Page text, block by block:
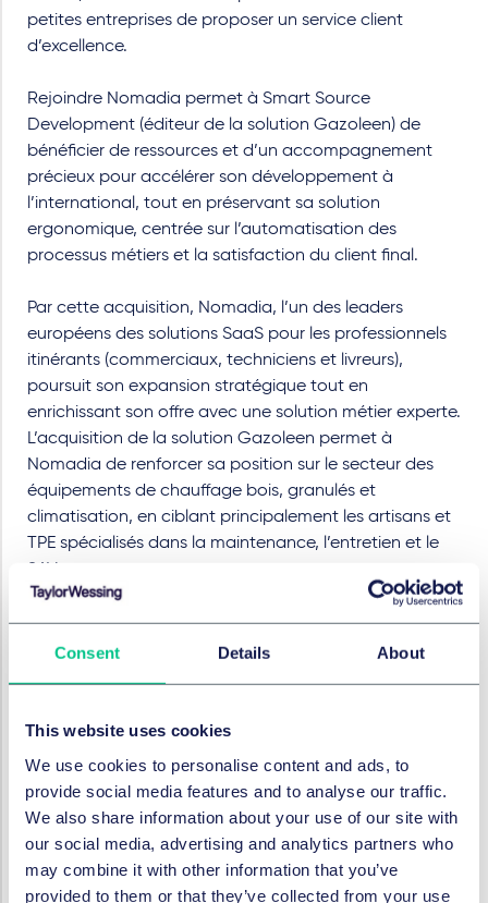
Consent Details About
This website uses cookies
We use cookies to personalise content and ads, to
provide social media features and to analyse our traffic.
We also share information about your use of our site with
our social media, advertising and analytics partners who
may combine it with other information that you’ve
provided to them or that they’ve collected from your use
petites entreprises de proposer un service client
d’excellence.
Rejoindre Nomadia permet à Smart Source
Development (éditeur de la solution Gazoleen) de
bénéficier de ressources et d’un accompagnement
précieux pour accélérer son développement à
l’international, tout en préservant sa solution
ergonomique, centrée sur l’automatisation des
processus métiers et la satisfaction du client final.
Par cette acquisition, Nomadia, l’un des leaders
européens des solutions SaaS pour les professionnels
itinérants (commerciaux, techniciens et livreurs),
poursuit son expansion stratégique tout en
enrichissant son offre avec une solution métier experte.
L’acquisition de la solution Gazoleen permet à
Nomadia de renforcer sa position sur le secteur des
équipements de chauffage bois, granulés et
climatisation, en ciblant principalement les artisans et
TPE spécialisés dans la maintenance, l’entretien et le
Fusions et acquisitions d’entreprises et
Corporate venture capital
Droit des sociétés